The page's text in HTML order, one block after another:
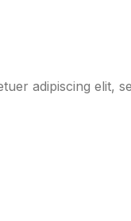
adipiscing elit,